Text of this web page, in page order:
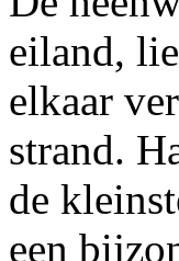
eiland,
elkaar
strand.
de
een